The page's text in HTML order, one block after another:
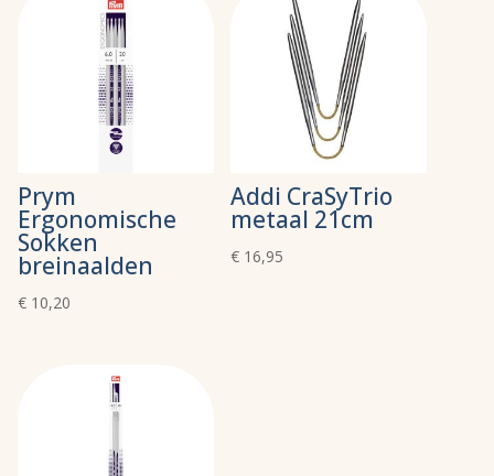
Prym
Ergonomische
Sokken
breinaalden
€ 10,20
Addi CraSyTrio
metaal 21cm
€ 16,95